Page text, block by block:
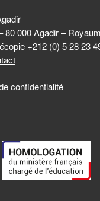
80 000 Agadir –
+212 (0) 5 28 23
confidentialité